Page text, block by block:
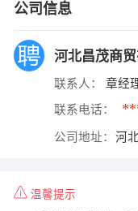
公司信息
河北昌茂商
联系人： 章经
联系电话：
公司地址： 河
温馨提示